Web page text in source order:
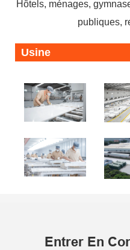
Hôtels, ménages,
publiques,
Usine
Entrer En